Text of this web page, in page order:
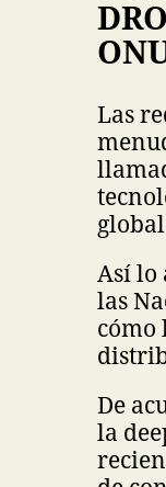
Las
Así lo
las
cómo
De
la